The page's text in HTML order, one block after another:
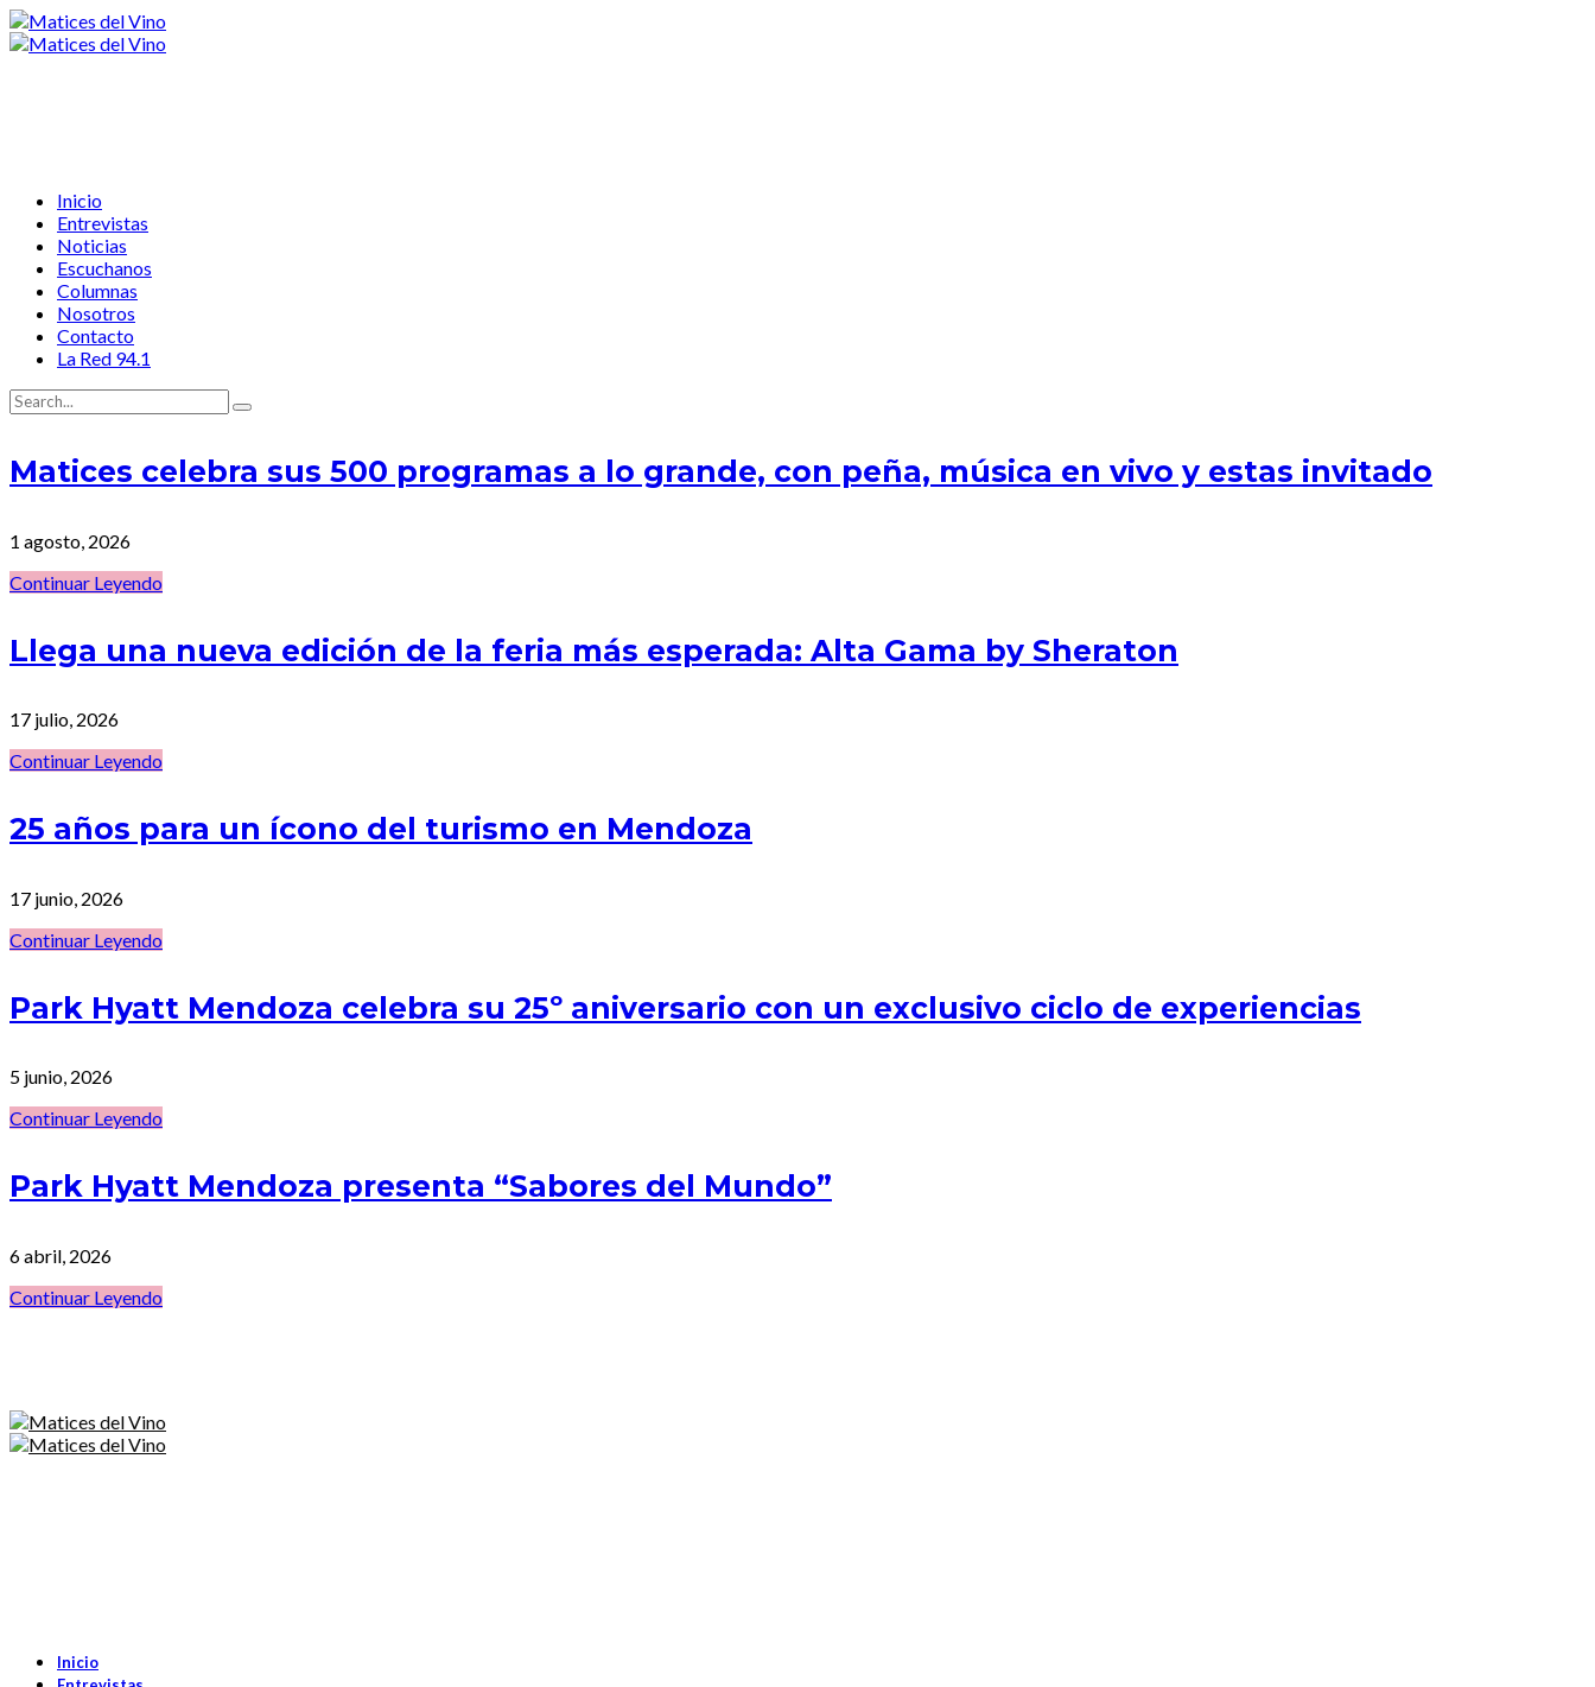
Inicio
Entrevistas
Noticias
Escuchanos
Columnas
Nosotros
Contacto
La Red 94.1
Matices celebra sus 500 programas a lo grande, con peña, música en vivo y estas invitado
1 agosto, 2026
Continuar Leyendo
Llega una nueva edición de la feria más esperada: Alta Gama by Sheraton
17 julio, 2026
Continuar Leyendo
25 años para un ícono del turismo en Mendoza
17 junio, 2026
Continuar Leyendo
Park Hyatt Mendoza celebra su 25º aniversario con un exclusivo ciclo de experiencias
5 junio, 2026
Continuar Leyendo
Park Hyatt Mendoza presenta “Sabores del Mundo”
6 abril, 2026
Continuar Leyendo
Inicio